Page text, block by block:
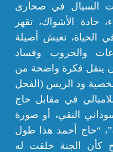
السيال في صحارى
حادة الأشواك، تقهر
الحياة، تعيش أصيلة
والحروب وفساد
ينقل فكرة واضحة من
ود الريس (الفحل
في مقابل حاج
النقي، أو صورة
“حاج أحمد هذا طول
كأن الجنة خلقت له